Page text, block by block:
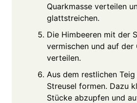
Quarkmasse verteilen
glattstreichen.
Die Himbeeren mit der
vermischen und auf der
verteilen.
Aus dem restlichen
Streusel formen. Dazu
Stücke abzupfen und